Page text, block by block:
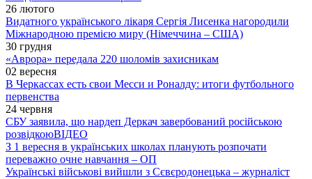
26 лютого
Видатного українського лікаря Сергія Лисенка нагородили
Міжнародною премією миру (Німеччина – США)
30 грудня
«Аврора» передала 220 шоломів захисникам
02 вересня
В Черкассах есть свои Месси и Роналду: итоги футбольного
первенства
24 червня
СБУ заявила, що нардеп Деркач завербований російською
розвідкоюВІДЕО
З 1 вересня в українських школах планують розпочати
переважно очне навчання – ОП
Українські військові вийшли з Сєвєродонецька – журналіст